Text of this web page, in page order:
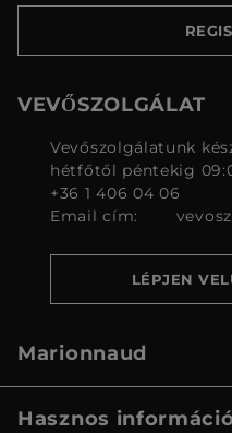
VEVŐSZOLGÁLAT
Vevőszolgálatunk
hétfőtől péntekig
+36 1 406 04 06
Email cím:
LÉPJEN
Marionnaud
Hasznos